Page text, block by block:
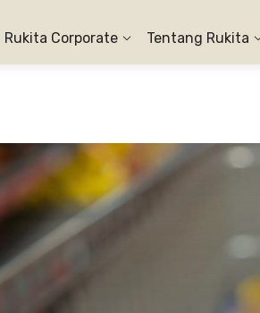
Rukita Corporate Tentang Rukita